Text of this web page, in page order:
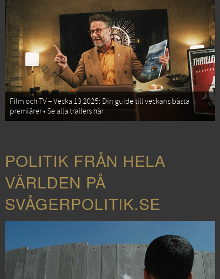
Film och TV – Vecka 13 2025: Din guide till veckans bästa
premiärer • Se alla trailers här
POLITIK FRÅN HELA
VÄRLDEN PÅ
SVÅGERPOLITIK.SE